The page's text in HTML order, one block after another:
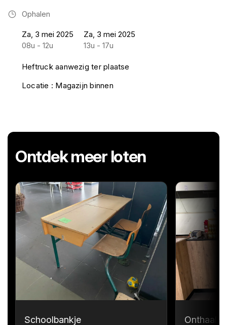
Ophalen
Za, 3 mei 2025
08u - 12u
Za, 3 mei 2025
13u - 17u
Heftruck aanwezig ter plaatse
Locatie : Magazijn binnen
Ontdek meer loten
Schoolbankje